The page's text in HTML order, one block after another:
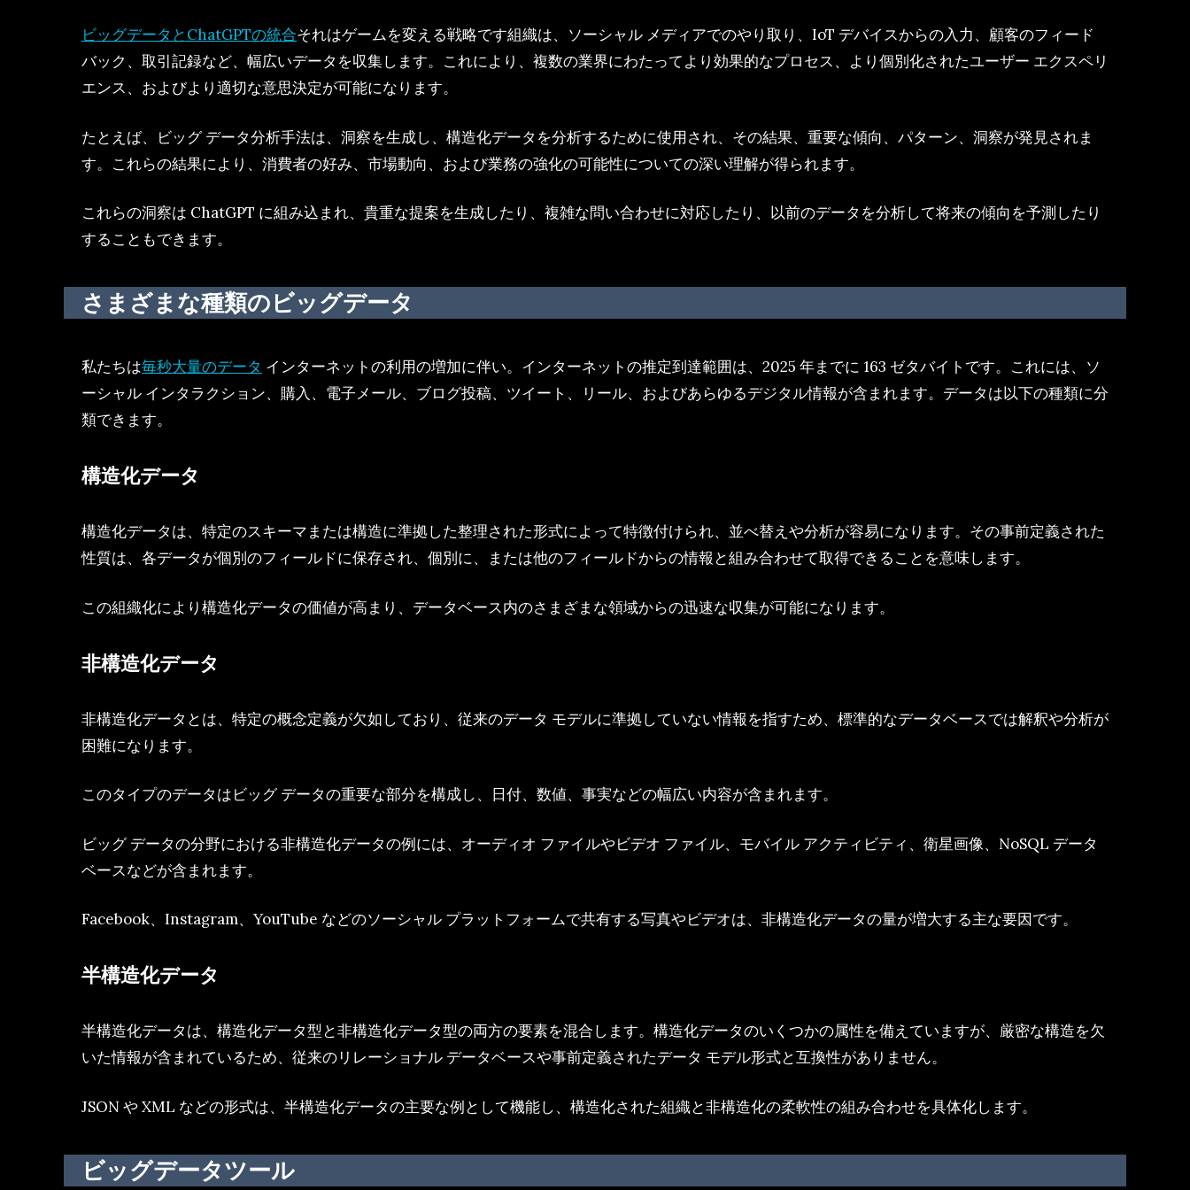
ビッグデータとChatGPTの統合それはゲームを変える戦略です組織は、ソーシャル メディアでのやり取り、IoT デバイスからの入力、顧客のフィード
バック、取引記録など、幅広いデータを収集します。これにより、複数の業界にわたってより効果的なプロセス、より個別化されたユーザー エクスペリ
エンス、およびより適切な意思決定が可能になります。
たとえば、ビッグ データ分析手法は、洞察を生成し、構造化データを分析するために使用され、その結果、重要な傾向、パターン、洞察が発見されま
す。これらの結果により、消費者の好み、市場動向、および業務の強化の可能性についての深い理解が得られます。
これらの洞察は ChatGPT に組み込まれ、貴重な提案を生成したり、複雑な問い合わせに対応したり、以前のデータを分析して将来の傾向を予測したり
することもできます。
さまざまな種類のビッグデータ
私たちは毎秒大量のデータ インターネットの利用の増加に伴い。インターネットの推定到達範囲は、2025 年までに 163 ゼタバイトです。これには、ソ
ーシャル インタラクション、購入、電子メール、ブログ投稿、ツイート、リール、およびあらゆるデジタル情報が含まれます。データは以下の種類に分
類できます。
構造化データ
構造化データは、特定のスキーマまたは構造に準拠した整理された形式によって特徴付けられ、並べ替えや分析が容易になります。その事前定義された
性質は、各データが個別のフィールドに保存され、個別に、または他のフィールドからの情報と組み合わせて取得できることを意味します。
この組織化により構造化データの価値が高まり、データベース内のさまざまな領域からの迅速な収集が可能になります。
非構造化データ
非構造化データとは、特定の概念定義が欠如しており、従来のデータ モデルに準拠していない情報を指すため、標準的なデータベースでは解釈や分析が
困難になります。
このタイプのデータはビッグ データの重要な部分を構成し、日付、数値、事実などの幅広い内容が含まれます。
ビッグ データの分野における非構造化データの例には、オーディオ ファイルやビデオ ファイル、モバイル アクティビティ、衛星画像、NoSQL データ
ベースなどが含まれます。
Facebook、Instagram、YouTube などのソーシャル プラットフォームで共有する写真やビデオは、非構造化データの量が増大する主な要因です。
半構造化データ
半構造化データは、構造化データ型と非構造化データ型の両方の要素を混合します。構造化データのいくつかの属性を備えていますが、厳密な構造を欠
いた情報が含まれているため、従来のリレーショナル データベースや事前定義されたデータ モデル形式と互換性がありません。
JSON や XML などの形式は、半構造化データの主要な例として機能し、構造化された組織と非構造化の柔軟性の組み合わせを具体化します。
ビッグデータツール